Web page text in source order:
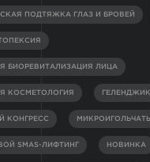
ПОДТЯЖКА ГЛАЗ И БРОВЕЙ
БИОРЕВИТАЛИЗАЦИЯ ЛИЦА
КОСМЕТОЛОГИЯ ГЕЛЕНДЖИК
КОНГРЕСС
SMAS-ЛИФТИНГ НОВИНКА